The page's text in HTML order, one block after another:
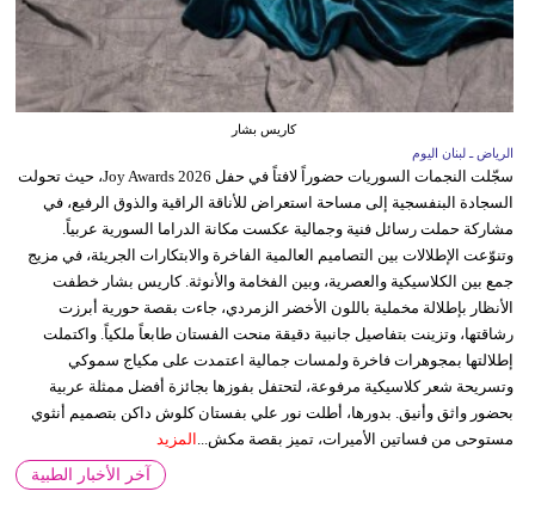
كاريس بشار
الرياض ـ لبنان اليوم
سجّلت النجمات السوريات حضوراً لافتاً في حفل Joy Awards 2026، حيث تحولت
السجادة البنفسجية إلى مساحة استعراض للأناقة الراقية والذوق الرفيع، في
مشاركة حملت رسائل فنية وجمالية عكست مكانة الدراما السورية عربياً.
وتنوّعت الإطلالات بين التصاميم العالمية الفاخرة والابتكارات الجريئة، في مزيج
جمع بين الكلاسيكية والعصرية، وبين الفخامة والأنوثة. كاريس بشار خطفت
الأنظار بإطلالة مخملية باللون الأخضر الزمردي، جاءت بقصة حورية أبرزت
رشاقتها، وتزينت بتفاصيل جانبية دقيقة منحت الفستان طابعاً ملكياً. واكتملت
إطلالتها بمجوهرات فاخرة ولمسات جمالية اعتمدت على مكياج سموكي
وتسريحة شعر كلاسيكية مرفوعة، لتحتفل بفوزها بجائزة أفضل ممثلة عربية
بحضور واثق وأنيق. بدورها، أطلت نور علي بفستان كلوش داكن بتصميم أنثوي
مستوحى من فساتين الأميرات، تميز بقصة مكش...
المزيد
آخر الأخبار الطبية